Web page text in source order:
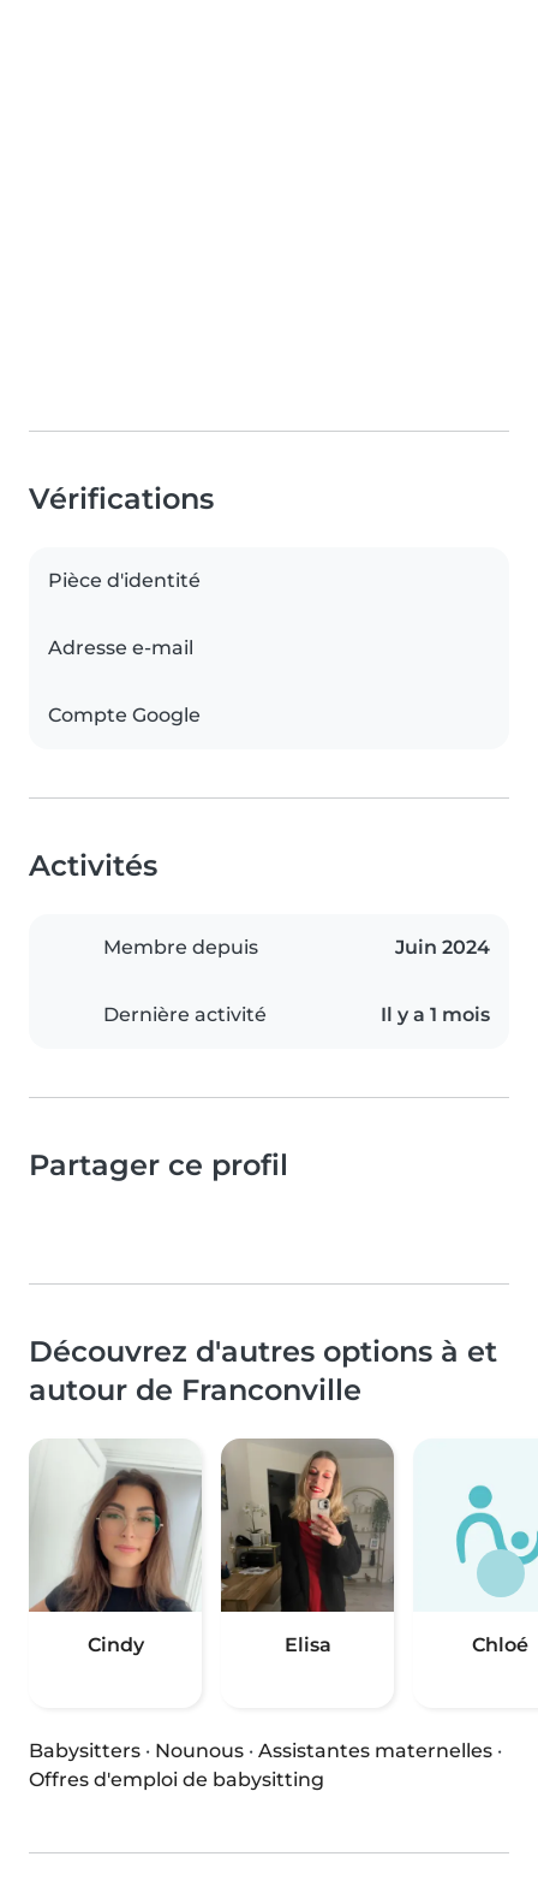
Vérifications
Pièce d'identité
Adresse e-mail
Compte Google
Activités
Membre depuis Juin 2024
Dernière activité Il y a 1 mois
Partager ce profil
Découvrez d'autres options à et
autour de Franconville
Cindy Elisa Chloé
Babysitters · Nounous · Assistantes maternelles ·
Offres d'emploi de babysitting